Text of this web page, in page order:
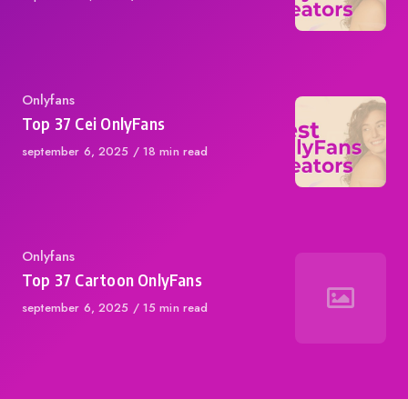
Category
Onlyfans
Top 37 Cei OnlyFans
Published
september 6, 2025 18 min read
Category
Onlyfans
Top 37 Cartoon OnlyFans
Published
september 6, 2025 15 min read